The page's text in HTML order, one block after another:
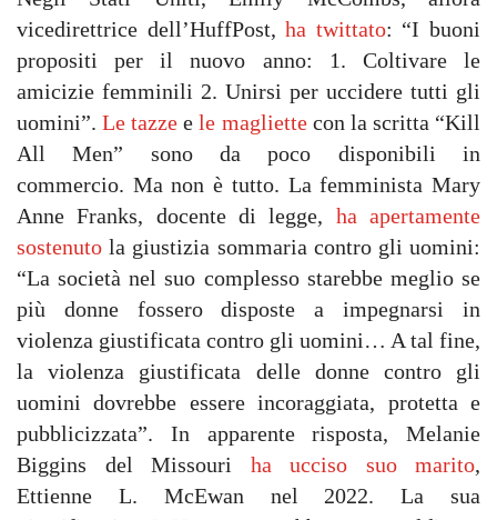
vicedirettrice dell’HuffPost,ha twittato: “I buoni
propositi per il nuovo anno: 1. Coltivare le
amicizie femminili 2. Unirsi per uccidere tutti gli
uomini”.Le tazze ele magliettecon la scritta “Kill
All Men” sono da poco disponibili in
commercio. Ma non è tutto. La femminista Mary
Anne Franks, docente di legge, ha apertamente
sostenuto la giustizia sommaria contro gli uomini:
“La società nel suo complesso starebbe meglio se
più donne fossero disposte a impegnarsi in
violenza giustificata contro gli uomini… A tal fine,
la violenza giustificata delle donne contro gli
uomini dovrebbe essere incoraggiata, protetta e
pubblicizzata”. In apparente risposta, Melanie
Biggins del Missouri ha ucciso suo marito,
Ettienne L. McEwan nel 2022. La sua